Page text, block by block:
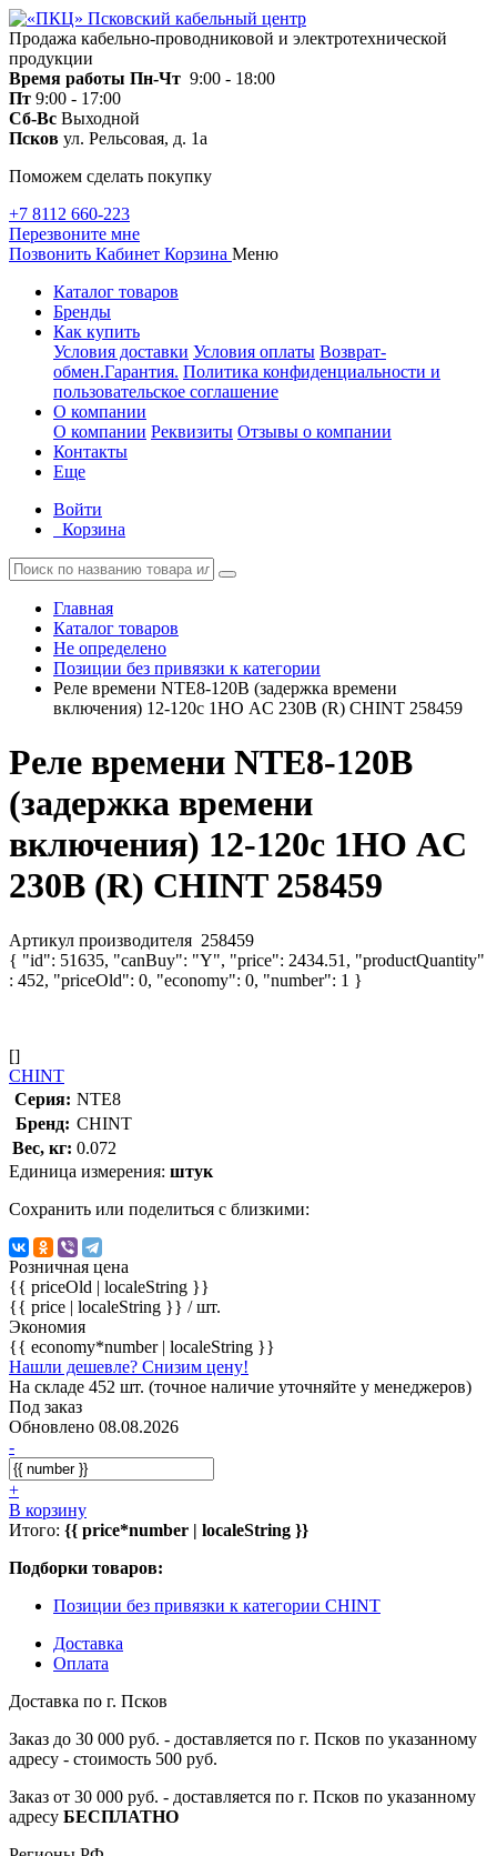
Продажа кабельно-проводниковой и электротехнической
продукции
Время работы Пн-Чт 9:00 - 18:00
Пт 9:00 - 17:00
Сб-Вс Выходной
Псков ул. Рельсовая, д. 1а
Поможем сделать покупку
+7 8112 660-223
Перезвоните мне
Позвонить Кабинет Корзина Меню
Каталог товаров
Бренды
Как купить
Условия доставки Условия оплаты Возврат-
обмен.Гарантия. Политика конфиденциальности и
пользовательское соглашение
О компании
О компании Реквизиты Отзывы о компании
Контакты
Еще
Войти
Корзина
Главная
Каталог товаров
Не определено
Позиции без привязки к категории
Реле времени NTE8-120B (задержка времени
включения) 12-120с 1НО AC 230В (R) CHINT 258459
Реле времени NTE8-120B
(задержка времени
включения) 12-120с 1НО AC
230В (R) CHINT 258459
Артикул производителя 258459
{ "id": 51635, "canBuy": "Y", "price": 2434.51, "productQuantity"
: 452, "priceOld": 0, "economy": 0, "number": 1 }
[]
CHINT
Серия: NTE8
Бренд: CHINT
Вес, кг: 0.072
Единица измерения: штук
Сохранить или поделиться с близкими:
Розничная цена
{{ priceOld | localeString }}
{{ price | localeString }} / шт.
Экономия
{{ economy*number | localeString }}
Нашли дешевле? Снизим цену!
На складе 452 шт. (точное наличие уточняйте у менеджеров)
Под заказ
Обновлено 08.08.2026
-
+
В корзину
Итого: {{ price*number | localeString }}
Подборки товаров:
Позиции без привязки к категории CHINT
Доставка
Оплата
Доставка по г. Псков
Заказ до 30 000 руб. - доставляется по г. Псков по указанному
адресу - стоимость 500 руб.
Заказ от 30 000 руб. - доставляется по г. Псков по указанному
адресу БЕСПЛАТНО